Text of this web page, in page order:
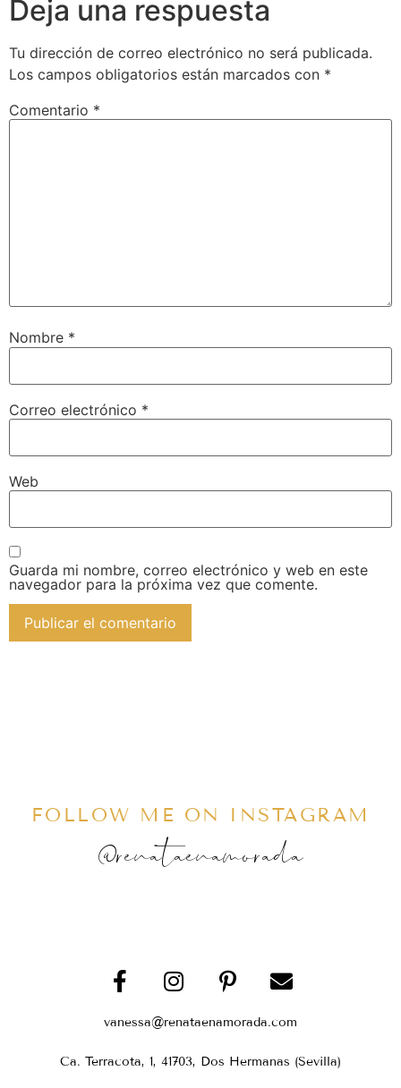
Deja una respuesta
Tu dirección de correo electrónico no será publicada.
Los campos obligatorios están marcados con *
Comentario *
Nombre *
Correo electrónico *
Web
Guarda mi nombre, correo electrónico y web en este
navegador para la próxima vez que comente.
FOLLOW ME ON INSTAGRAM
@renataenamorada
vanessa@renataenamorada.com
Ca. Terracota, 1, 41703, Dos Hermanas (Sevilla)